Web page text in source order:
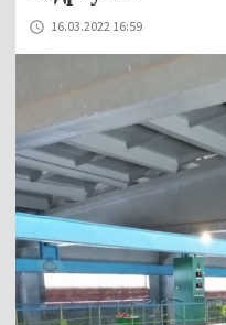
16.03.2022 16:59